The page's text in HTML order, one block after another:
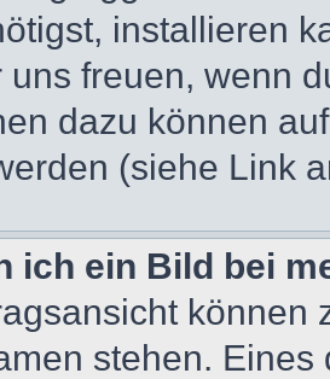
installieren
freuen, wenn
dazu können
(siehe Link
ich ein Bild bei
können
stehen.